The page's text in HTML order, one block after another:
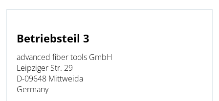
Betriebsteil 3
advanced fiber tools GmbH
Leipziger Str. 29
D-09648 Mittweida
Germany